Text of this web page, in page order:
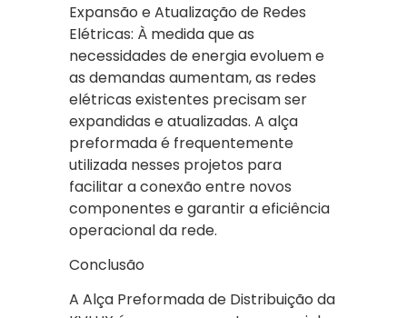
Expansão e Atualização de Redes
Elétricas: À medida que as
necessidades de energia evoluem e
as demandas aumentam, as redes
elétricas existentes precisam ser
expandidas e atualizadas. A alça
preformada é frequentemente
utilizada nesses projetos para
facilitar a conexão entre novos
componentes e garantir a eficiência
operacional da rede.
Conclusão
A Alça Preformada de Distribuição da